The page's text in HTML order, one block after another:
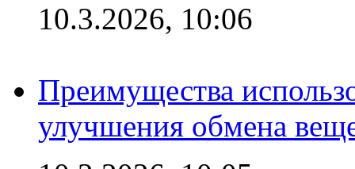
10.3.2026, 10:06
Преимущества
улучшения обмена